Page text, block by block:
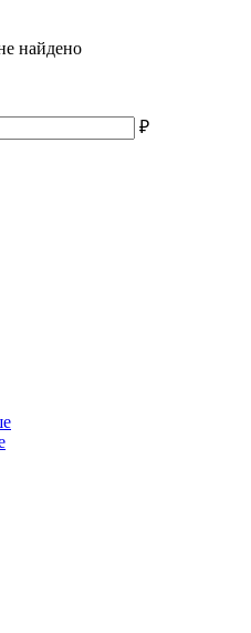
найдено
₽